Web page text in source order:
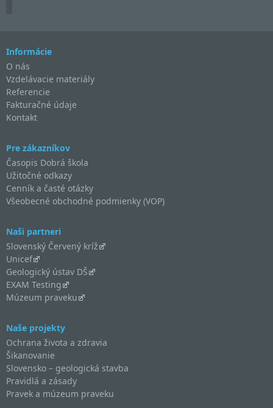
Informácie
O nás
Vzdelávacie materiály
Referencie
Fakturačné údaje
Kontakt
Pre zákazníkov
Časopis Dobrá škola
Užitočné odkazy
Cenník a časté otázky
Všeobecné obchodné podmienky (VOP)
Naši partneri
Slovenský Červený kríž
Unicef
Geologický ústav DŠ
EXAM Testing
Múzeum praveku
Naše projekty
Ochrana života a zdravia
Šikanovanie
Slovensko – geologická stavba
Pravidlá a zásady
Pravek a múzeum praveku